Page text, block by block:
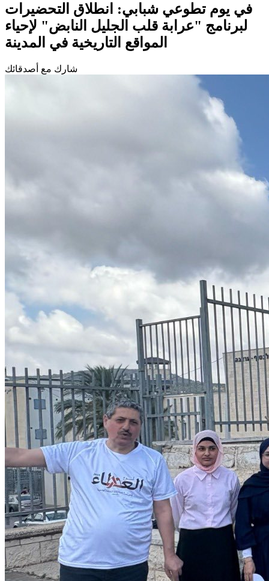
في يوم تطوعي شبابي: انطلاق التحضيرات
لبرنامج "عرابة قلب الجليل النابض" لإحياء
المواقع التاريخية في المدينة
شارك مع أصدقائك